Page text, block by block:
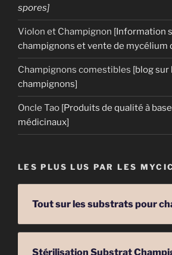
spores]
Violon et Champignon [Information
champignons et vente de mycélium
Champignons comestibles [blog sur
champignons]
Oncle Tao [Produits de qualité à
médicinaux]
LES PLUS LUS PAR LES
Tout sur les substrats pour
Stérilisation Substrat